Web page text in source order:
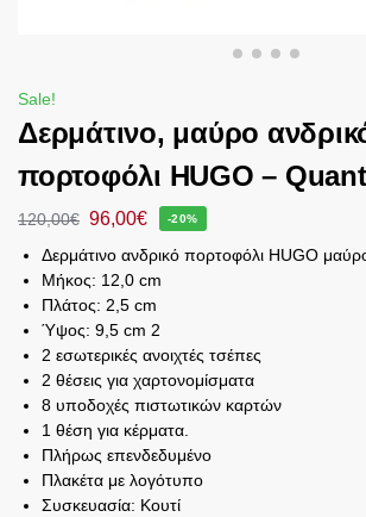
Sale!
Δερμάτινο, μαύρο
πορτοφόλι HUGO –
120,00€ 96,00€ -20%
Δερμάτινο ανδρικό πορτοφόλι HUGO
Μήκος: 12,0 cm
Πλάτος: 2,5 cm
Ύψος: 9,5 cm 2
2 εσωτερικές ανοιχτές τσέπες
2 θέσεις για χαρτονομίσματα
8 υποδοχές πιστωτικών καρτών
1 θέση για κέρματα.
Πλήρως επενδεδυμένο
Πλακέτα με λογότυπο
Συσκευασία: Κουτί